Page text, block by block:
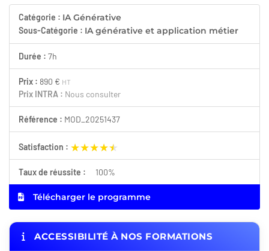
Catégorie : IA Générative
Sous-Catégorie : IA générative et application métier
Durée : 7h
Prix : 890 € HT
Prix INTRA : Nous consulter
Référence : MOD_20251437
Satisfaction : ★★★★★
★★★★★
Taux de réussite : 100%
Télécharger le programme
ACCESSIBILITÉ À NOS FORMATIONS